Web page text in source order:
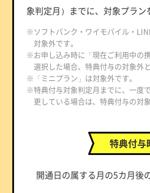
象判定月）までに、対象プラン
※ソフトバンク・ワイモバイル・
対象外です。
※お申し込み時に「現在ご利用中の
選択した場合、特典付与の対象外
※「ミニプラン」は対象外です。
※特典付与対象判定月までに、一度
更している場合は、特典付与の対
特典付与
開通日の属する月の5カ月後